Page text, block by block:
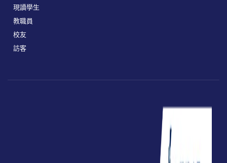
現讀學生
教職員
校友
訪客